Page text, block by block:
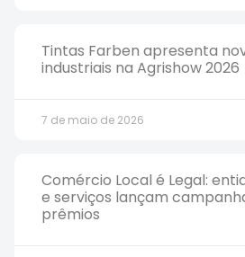
Tintas Farben apresenta
industriais na Agrishow 2026
7 de maio de 2026
Comércio Local é Legal:
e serviços lançam
prêmios